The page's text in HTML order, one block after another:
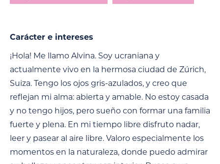
Carácter e intereses
¡Hola! Me llamo Alvina. Soy ucraniana y
actualmente vivo en la hermosa ciudad de Zúrich,
Suiza. Tengo los ojos gris-azulados, y creo que
reflejan mi alma: abierta y amable. No estoy casada
y no tengo hijos, pero sueño con formar una familia
fuerte y plena. En mi tiempo libre disfruto nadar,
leer y pasear al aire libre. Valoro especialmente los
momentos en la naturaleza, donde puedo admirar